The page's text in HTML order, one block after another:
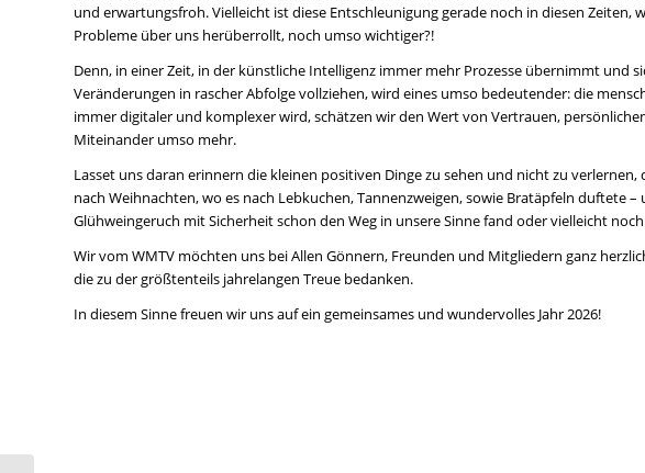
und erwartungsfroh. Vielleicht ist diese Entschleunigung gerade noch in diesen Zeiten,
Probleme über uns herüberrollt, noch umso wichtiger?!
Denn, in einer Zeit, in der künstliche Intelligenz immer mehr Prozesse übernimmt und
Veränderungen in rascher Abfolge vollziehen, wird eines umso bedeutender: die
immer digitaler und komplexer wird, schätzen wir den Wert von Vertrauen,
Miteinander umso mehr.
Lasset uns daran erinnern die kleinen positiven Dinge zu sehen und nicht zu
nach Weihnachten, wo es nach Lebkuchen, Tannenzweigen, sowie Bratäpfeln duftete
Glühweingeruch mit Sicherheit schon den Weg in unsere Sinne fand oder vielleicht
Wir vom WMTV möchten uns bei Allen Gönnern, Freunden und Mitgliedern ganz
die zu der größtenteils jahrelangen Treue bedanken.
In diesem Sinne freuen wir uns auf ein gemeinsames und wundervolles Jahr 2026!